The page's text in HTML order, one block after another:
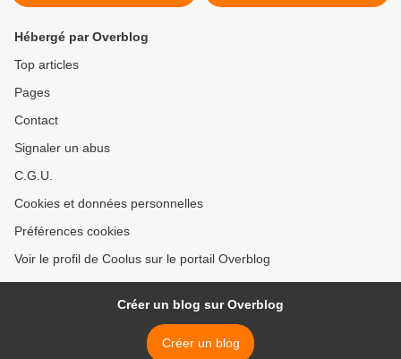
Hébergé par Overblog
Top articles
Pages
Contact
Signaler un abus
C.G.U.
Cookies et données personnelles
Préférences cookies
Voir le profil de Coolus sur le portail Overblog
Créer un blog sur Overblog
Créer un blog